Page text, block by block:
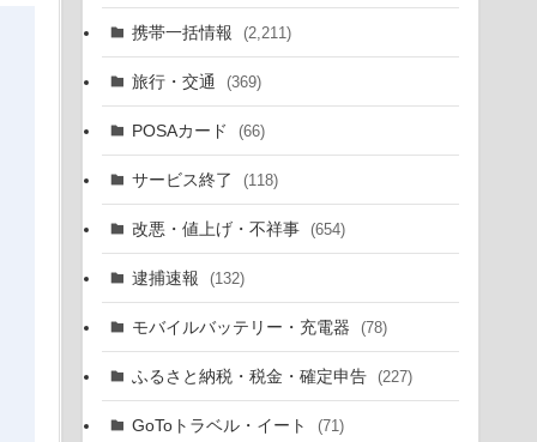
携帯一括情報 (2,211)
旅行・交通 (369)
POSAカード (66)
サービス終了 (118)
改悪・値上げ・不祥事 (654)
逮捕速報 (132)
モバイルバッテリー・充電器 (78)
ふるさと納税・税金・確定申告 (227)
GoToトラベル・イート (71)